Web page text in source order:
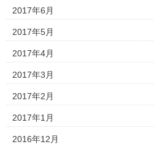
2017年6月
2017年5月
2017年4月
2017年3月
2017年2月
2017年1月
2016年12月